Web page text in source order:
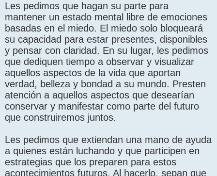
Les pedimos que hagan su parte para
mantener un estado mental libre de emociones
basadas en el miedo. El miedo solo bloqueará
su capacidad para estar presentes, disponibles
y pensar con claridad. En su lugar, les pedimos
que dediquen tiempo a observar y visualizar
aquellos aspectos de la vida que aportan
verdad, belleza y bondad a su mundo. Presten
atención a aquellos aspectos que desearían
conservar y manifestar como parte del futuro
que construiremos juntos.
Les pedimos que extiendan una mano de ayuda
a quienes están luchando y que participen en
estrategias que los preparen para estos
acontecimientos futuros. Al hacerlo, sepan que